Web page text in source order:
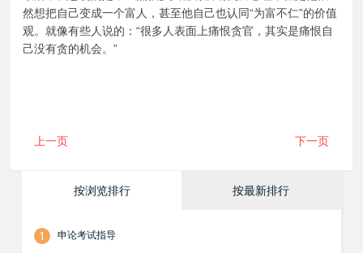
然想把自己变成一个富人，甚至他自己也认同“为富不仁”的价值
观。就像有些人说的：“很多人表面上痛恨贪官，其实是痛恨自
己没有贪的机会。”
上一页 下一页
按浏览排行 按最新排行
1 申论考试指导